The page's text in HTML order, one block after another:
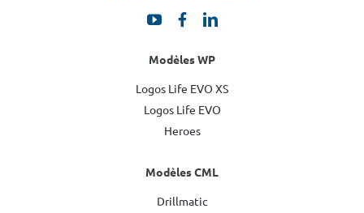
Modèles WP
Logos Life EVO XS
Logos Life EVO
Heroes
Modèles CML
Drillmatic